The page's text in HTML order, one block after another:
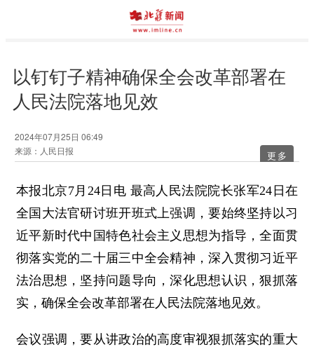
以钉钉子精神确保全会改革部署在
人民法院落地见效
2024年07月25日 06:49
来源：人民日报
更多
本报北京7月24日电 最高人民法院院长张军24日在
全国大法官研讨班开班式上强调，要始终坚持以习
近平新时代中国特色社会主义思想为指导，全面贯
彻落实党的二十届三中全会精神，深入贯彻习近平
法治思想，坚持问题导向，深化思想认识，狠抓落
实，确保全会改革部署在人民法院落地见效。
会议强调，要从讲政治的高度审视狠抓落实的重大